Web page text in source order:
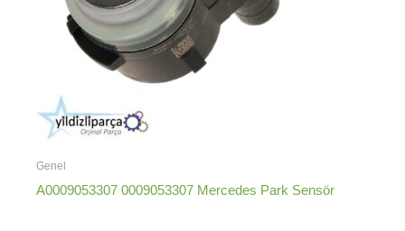
Genel
A0009053307 0009053307 Mercedes Park Sensör